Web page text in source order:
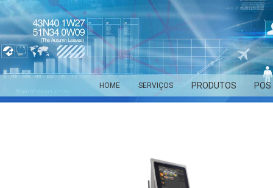
HOME SERVIÇOS PRODUTOS POS